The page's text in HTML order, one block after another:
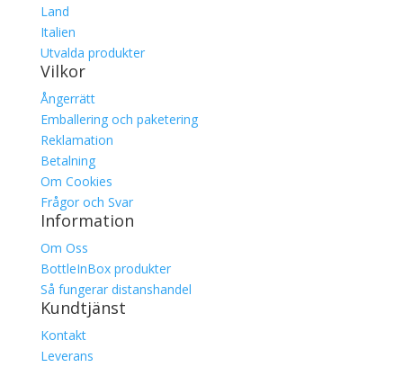
Land
Italien
Utvalda produkter
Vilkor
Ångerrätt
Emballering och paketering
Reklamation
Betalning
Om Cookies
Frågor och Svar
Information
Om Oss
BottleInBox produkter
Så fungerar distanshandel
Kundtjänst
Kontakt
Leverans